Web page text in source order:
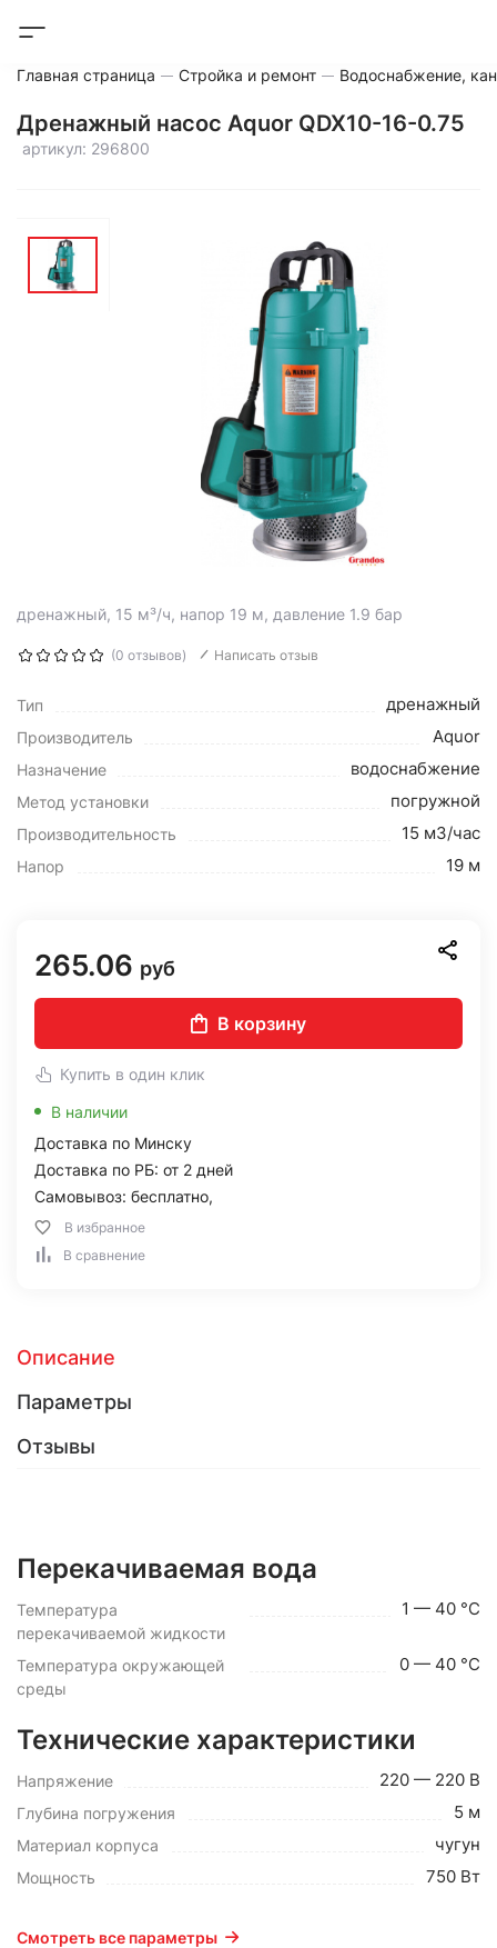
Главная страница Стройка и ремонт Водоснабжение,
Дренажный насос Aquor QDX10-16-0.75
артикул: 296800
дренажный, 15 м³/ч, напор 19 м, давление 1.9 бар
(0 отзывов) Написать отзыв
Тип дренажный
Производитель Aquor
Назначение водоснабжение
Метод установки погружной
Производительность 15 м3/час
Напор 19 м
265.06 руб
В корзину
Купить в один клик
В наличии
Доставка по Минску
Доставка по РБ: от 2 дней
Самовывоз: бесплатно,
В избранное
В сравнение
Описание
Параметры
Отзывы
Перекачиваемая вода
Температура
перекачиваемой жидкости
1 — 40 °C
Температура окружающей
среды
0 — 40 °C
Технические характеристики
Напряжение 220 — 220 В
Глубина погружения 5 м
Материал корпуса чугун
Мощность 750 Вт
Смотреть все параметры